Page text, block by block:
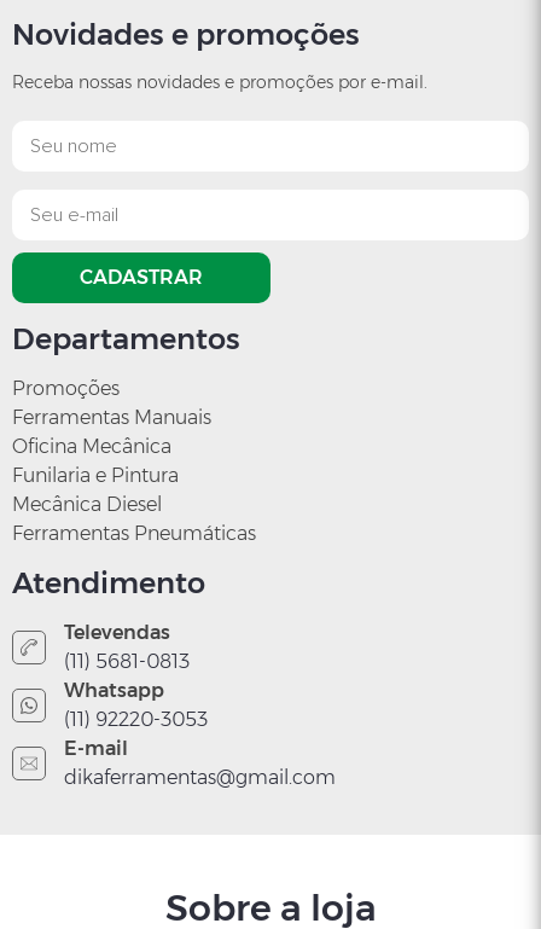
pistão 110mm-
Novidades e promoções
Receba nossas novidades e promoções por e-mail.
CADASTRAR
Departamentos
Promoções
Ferramentas Manuais
Oficina Mecânica
Funilaria e Pintura
Mecânica Diesel
Ferramentas Pneumáticas
Atendimento
Televendas
(11) 5681-0813
Whatsapp
(11) 92220-3053
E-mail
dikaferramentas@gmail.com
Sobre a loja